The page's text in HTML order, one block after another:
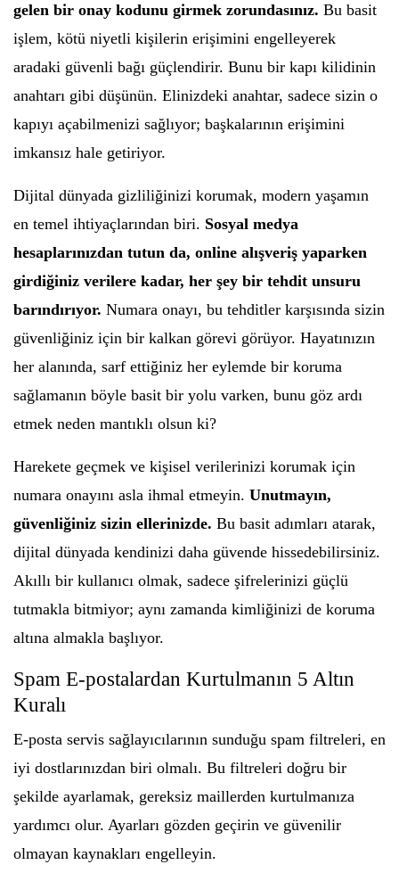
gelen bir onay kodunu girmek zorundasınız. Bu basit
işlem, kötü niyetli kişilerin erişimini engelleyerek
aradaki güvenli bağı güçlendirir. Bunu bir kapı kilidinin
anahtarı gibi düşünün. Elinizdeki anahtar, sadece sizin o
kapıyı açabilmenizi sağlıyor; başkalarının erişimini
imkansız hale getiriyor.
Dijital dünyada gizliliğinizi korumak, modern yaşamın
en temel ihtiyaçlarından biri. Sosyal medya
hesaplarınızdan tutun da, online alışveriş yaparken
girdiğiniz verilere kadar, her şey bir tehdit unsuru
barındırıyor. Numara onayı, bu tehditler karşısında sizin
güvenliğiniz için bir kalkan görevi görüyor. Hayatınızın
her alanında, sarf ettiğiniz her eylemde bir koruma
sağlamanın böyle basit bir yolu varken, bunu göz ardı
etmek neden mantıklı olsun ki?
Harekete geçmek ve kişisel verilerinizi korumak için
numara onayını asla ihmal etmeyin. Unutmayın,
güvenliğiniz sizin ellerinizde. Bu basit adımları atarak,
dijital dünyada kendinizi daha güvende hissedebilirsiniz.
Akıllı bir kullanıcı olmak, sadece şifrelerinizi güçlü
tutmakla bitmiyor; aynı zamanda kimliğinizi de koruma
altına almakla başlıyor.
Spam E-postalardan Kurtulmanın 5 Altın
Kuralı
E-posta servis sağlayıcılarının sunduğu spam filtreleri, en
iyi dostlarınızdan biri olmalı. Bu filtreleri doğru bir
şekilde ayarlamak, gereksiz maillerden kurtulmanıza
yardımcı olur. Ayarları gözden geçirin ve güvenilir
olmayan kaynakları engelleyin.